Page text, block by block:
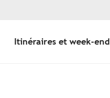
Itinéraires et week-end